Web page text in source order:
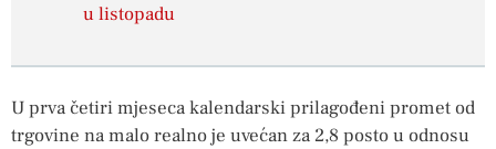
u listopadu
U prva četiri mjeseca kalendarski prilagođeni promet od
trgovine na malo realno je uvećan za 2,8 posto u odnosu